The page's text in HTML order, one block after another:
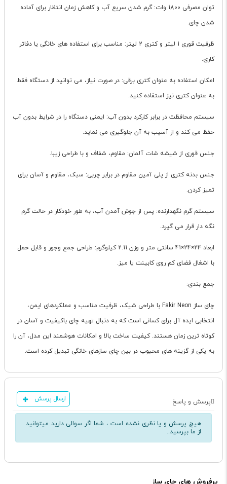
توان مصرفی 1800 وات: گرم شدن سریع آب و کاهش زمان انتظار برای آماده
شدن چای.
ظرفیت قوری 1 لیتر و کتری 2 لیتر: مناسب برای استفاده های خانگی یا دفاتر
کاری.
امکان استفاده به عنوان کتری برقی: در صورت نیاز، می توانید از دستگاه فقط
به عنوان کتری نیز استفاده کنید.
سیستم محافظت در برابر کارکرد بدون آب: ایمنی دستگاه را در شرایط بدون آب
حفظ می کند و از آسیب به آن جلوگیری می نماید.
جنس قوری از شیشه شات آلمان: مقاوم، شفاف و با طراحی زیبا.
جنس بدنه کتری از پلی آمین مقاوم در برابر چربی: سبک، مقاوم و آسان برای
تمیز کردن.
سیستم گرم نگهدارنده: پس از جوش آمدن آب، به طور خودکار در حالت گرم
نگه دار قرار می گیرد.
ابعاد 24×24×41 سانتی متر و وزن 2.11 کیلوگرم: طراحی جمع وجور و قابل حمل
با اشغال فضای کم روی کابینت یا میز.
جمع بندی:
چای ساز Fakir Neon با طراحی شیک، ظرفیت مناسب و عملکردهای ایمن،
انتخابی ایده آل برای کسانی است که به دنبال تهیه چای باکیفیت و آسان در
کوتاه ترین زمان هستند. کیفیت ساخت بالا و امکانات هوشمند این مدل، آن را
به یکی از گزینه های محبوب در بین چای سازهای خانگی تبدیل کرده است.
پرسش و پاسخ ارسال پرسش
هیچ پرسش و یا نظری نشده است ، شما اگر سوالی دارید میتوانید
از ما بپرسید..
پرفروش های چای ساز